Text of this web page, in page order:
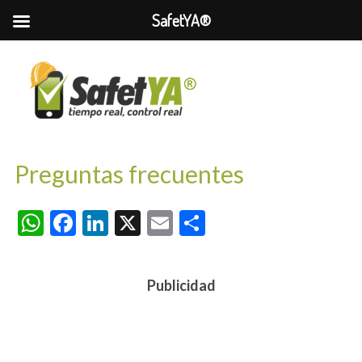
Preguntas frecuentes
WhatsApp
Facebook
LinkedIn
X EmailCompartir
Publicidad
SafetYA®